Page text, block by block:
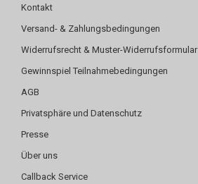
Kontakt
Versand- & Zahlungsbedingungen
Widerrufsrecht & Muster-Widerrufsformular
Gewinnspiel Teilnahmebedingungen
AGB
Privatsphäre und Datenschutz
Presse
Über uns
Callback Service